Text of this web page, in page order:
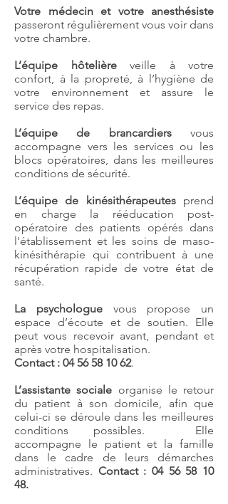
Votre médecin et votre anesthésiste
passeront régulièrement vous voir dans
votre chambre.
L’équipe hôtelièreveille à votre
confort, à la propreté, à l’hygiène de
votre environnement et assure le
service des repas.
L’équipe de brancardiersvous
accompagne vers les services ou les
blocs opératoires, dans les meilleures
conditions de sécurité.
L’équipe de kinésithérapeutesprend
en charge la rééducation post-
opératoire des patients opérés dans
l'établissement et les soins de maso-
kinésithérapie qui contribuent à une
récupération rapide de votre état de
santé.
La psychologuevous propose un
espace d’écoute et de soutien. Elle
peut vous recevoir avant, pendant et
après votre hospitalisation.
Contact : 04 56 58 10 62.
L’assistante sociale organise le retour
du patient à son domicile, afin que
celui-ci se déroule dans les meilleures
conditions possibles. Elle
accompagne le patient et la famille
dans le cadre de leurs démarches
administratives. Contact :04 56 58 10
48.